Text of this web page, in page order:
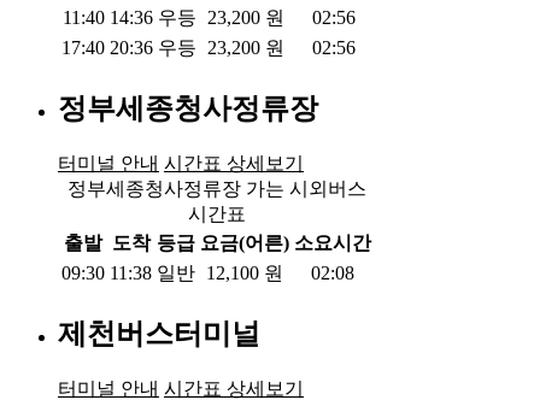
11:40 14:36 우등 23,200 원
02:56
17:40 20:36 우등 23,200 원 02:56
정부세종청사정류장
터미널 안내 시간표 상세보기
정부세종청사정류장 가는 시외버스
시간표
출발 도착 등급 요금(어른) 소요시간
09:30 11:38 일반 12,100 원 02:08
제천버스터미널
터미널 안내 시간표 상세보기